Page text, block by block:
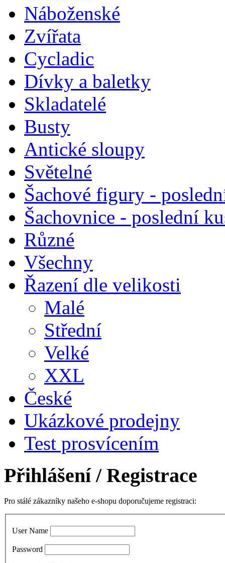
Náboženské
Zvířata
Cycladic
Dívky a baletky
Skladatelé
Busty
Antické sloupy
Světelné
Šachové figury -
Šachovnice - poslední
Různé
Všechny
Řazení dle velikosti
Malé
Střední
Velké
XXL
České
Ukázkové prodejny
Test prosvícením
Přihlášení/ Registrace
Pro stálé zákazníky našeho e-shopu doporučujeme registraci:
User Name
Password